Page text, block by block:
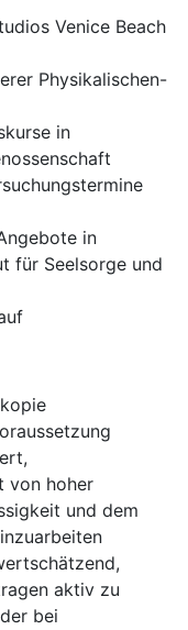
Venice Beach
Physikalischen-
in
in
für Seelsorge und
von hoher
und dem
aktiv zu
bei